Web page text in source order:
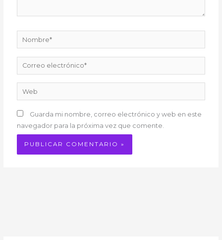
Nombre*
Correo
electrónico*
Web
Guarda mi nombre, correo electrónico y web en este
navegador para la próxima vez que comente.